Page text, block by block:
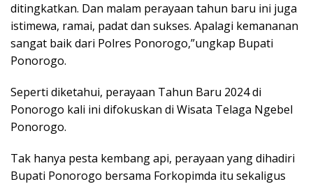
ditingkatkan. Dan malam perayaan tahun baru ini juga
istimewa, ramai, padat dan sukses. Apalagi kemananan
sangat baik dari Polres Ponorogo,”ungkap Bupati
Ponorogo.
Seperti diketahui, perayaan Tahun Baru 2024 di
Ponorogo kali ini difokuskan di Wisata Telaga Ngebel
Ponorogo.
Tak hanya pesta kembang api, perayaan yang dihadiri
Bupati Ponorogo bersama Forkopimda itu sekaligus